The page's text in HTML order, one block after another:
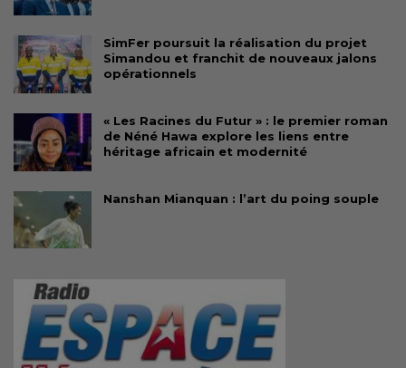
SimFer poursuit la réalisation du projet
Simandou et franchit de nouveaux jalons
opérationnels
« Les Racines du Futur » : le premier roman
de Néné Hawa explore les liens entre
héritage africain et modernité
Nanshan Mianquan : l’art du poing souple